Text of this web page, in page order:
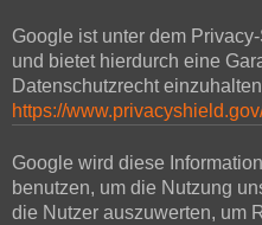
Google ist unter dem
und bietet hierdurch eine
Datenschutzrecht
https://
Google wird diese
benutzen, um die Nutzung
die Nutzer auszuwerten, um